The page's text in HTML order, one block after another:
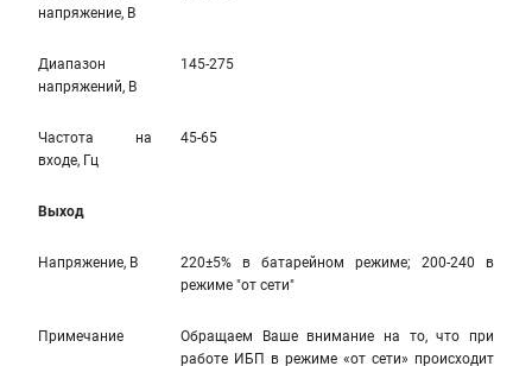
напряжение, В
Диапазон
напряжений, В
145-275
Частота на
входе, Гц
45-65
Выход
Напряжение, В
220±5% в батарейном режиме; 200-240 в
режиме "от сети"
Примечание
Обращаем Ваше внимание на то, что при
работе ИБП в режиме «от сети» происходит